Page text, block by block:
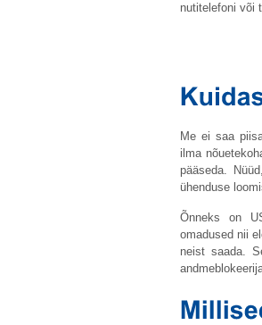
nutitelefoni või
Me ei saa
ilma
pääseda.
ühenduse
Õnneks on
omadused nii
neist saada.